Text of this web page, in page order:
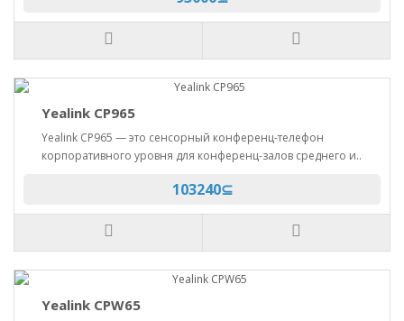
Yealink CP965
Yealink CP965 — это сенсорный конференц-телефон
корпоративного уровня для конференц-залов среднего и..
103240⊆
Yealink CPW65